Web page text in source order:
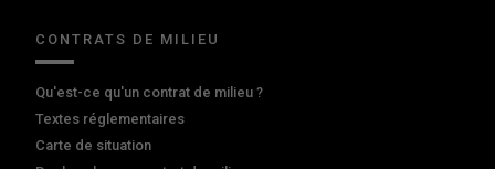
CONTRATS DE MILIEU
Qu'est-ce qu'un contrat de milieu ?
Textes réglementaires
Carte de situation